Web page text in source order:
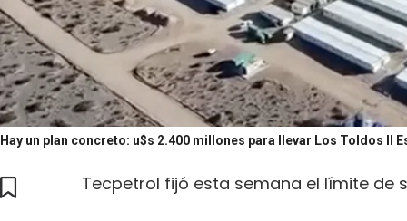
Hay un plan concreto: u$s 2.400 millones para llevar Los Toldos II
Tecpetrol fijó esta semana el límite de